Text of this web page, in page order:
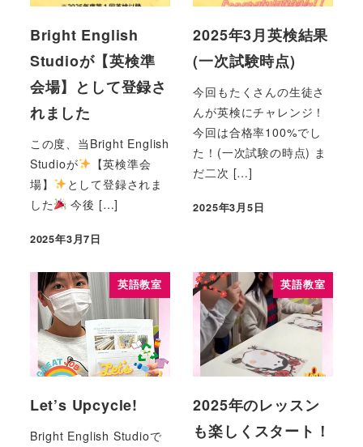
Bright English
Studioが【英検準
会場】として登録さ
れました
この度、当Bright English
Studioが
【英検準会
場】
として登録されま
した
今後 […]
2025年3月7日
2025年3月英検結果
(一次試験時点)
今回もたくさんの生徒さ
んが英検にチャレンジ！
今回は合格率100%でし
た！(一次試験の時点) ま
だ二次 […]
2025年3月5日
英語教室
Let’s Upcycle!
Bright English Studioで
英語教室
2025年のレッスン
も楽しくスタート！